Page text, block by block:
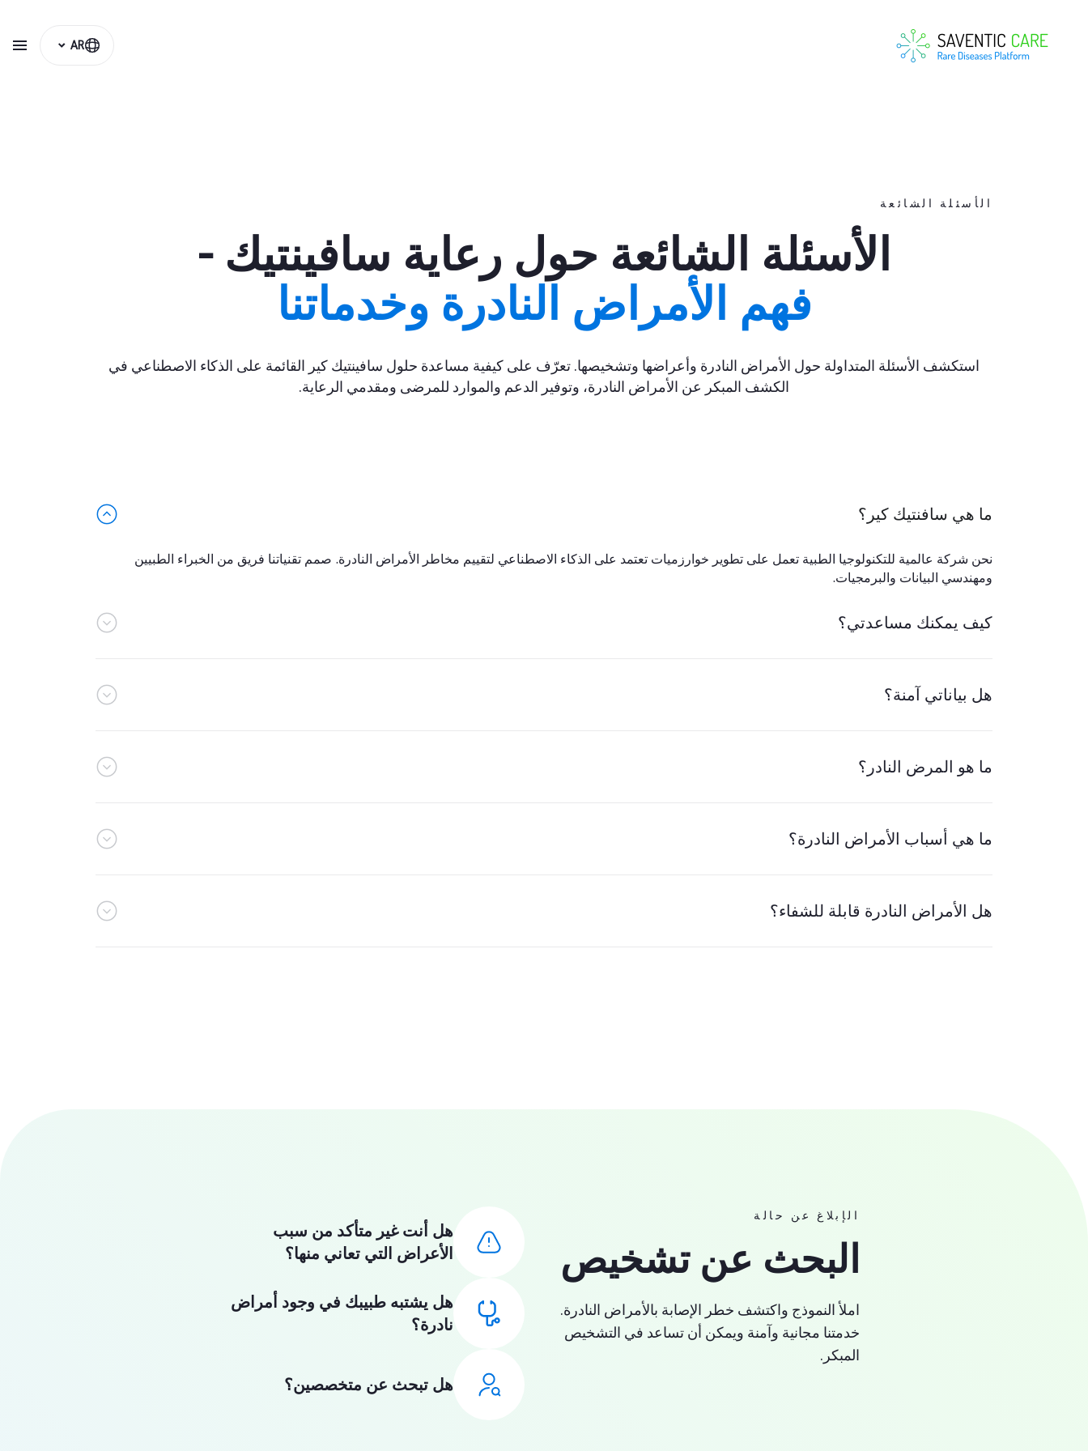
AR
الأسئلة الشائعة
الأسئلة الشائعة حول رعاية سافينتيك -
فهم الأمراض النادرة وخدماتنا
استكشف الأسئلة المتداولة حول الأمراض النادرة وأعراضها وتشخيصها. تعرّف على كيفية مساعدة حلول سافينتيك كير القائمة على الذكاء الاصطناعي في
الكشف المبكر عن الأمراض النادرة، وتوفير الدعم والموارد للمرضى ومقدمي الرعاية.
ما هي سافنتيك كير؟
نحن شركة عالمية للتكنولوجيا الطبية تعمل على تطوير خوارزميات تعتمد على الذكاء الاصطناعي لتقييم مخاطر الأمراض النادرة. صمم تقنياتنا فريق من الخبراء الطبيين
ومهندسي البيانات والبرمجيات.
كيف يمكنك مساعدتي؟
هل بياناتي آمنة؟
ما هو المرض النادر؟
ما هي أسباب الأمراض النادرة؟
هل الأمراض النادرة قابلة للشفاء؟
الإبلاغ عن حالة
البحث عن تشخيص
املأ النموذج واكتشف خطر الإصابة بالأمراض النادرة.
خدمتنا مجانية وآمنة ويمكن أن تساعد في التشخيص
المبكر.
هل أنت غير متأكد من سبب
الأعراض التي تعاني منها؟
هل يشتبه طبيبك في وجود أمراض
نادرة؟
هل تبحث عن متخصصين؟